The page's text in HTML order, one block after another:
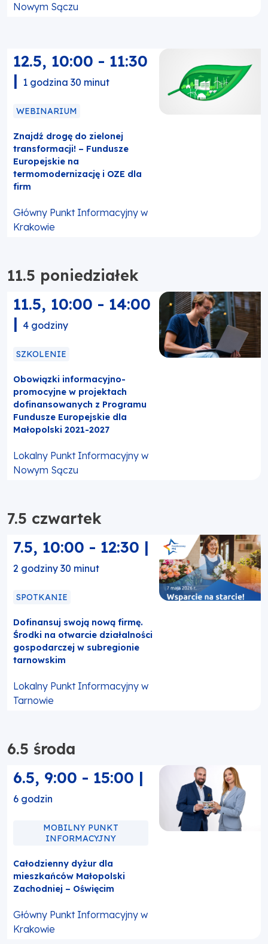
Nowym Sączu
12.5, 10:00 - 11:30
| 1 godzina 30 minut
WEBINARIUM
Znajdź drogę do zielonej
transformacji! – Fundusze
Europejskie na
termomodernizację i OZE dla
firm
Główny Punkt Informacyjny w
Krakowie
11.5 poniedziałek
11.5, 10:00 - 14:00
| 4 godziny
SZKOLENIE
Obowiązki informacyjno-
promocyjne w projektach
dofinansowanych z Programu
Fundusze Europejskie dla
Małopolski 2021-2027
Lokalny Punkt Informacyjny w
Nowym Sączu
7.5 czwartek
7.5, 10:00 - 12:30 |
2 godziny 30 minut
SPOTKANIE
Dofinansuj swoją nową firmę.
Środki na otwarcie działalności
gospodarczej w subregionie
tarnowskim
Lokalny Punkt Informacyjny w
Tarnowie
6.5 środa
6.5, 9:00 - 15:00 |
6 godzin
MOBILNY PUNKT
INFORMACYJNY
Całodzienny dyżur dla
mieszkańców Małopolski
Zachodniej – Oświęcim
Główny Punkt Informacyjny w
Krakowie